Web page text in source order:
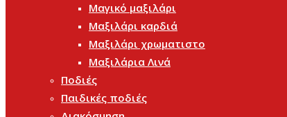
Μαγικό μαξιλάρι
Μαξιλάρι καρδιά
Μαξιλάρι χρωματιστο
Μαξιλάρια Λινά
Ποδιές
Παιδικές ποδιές